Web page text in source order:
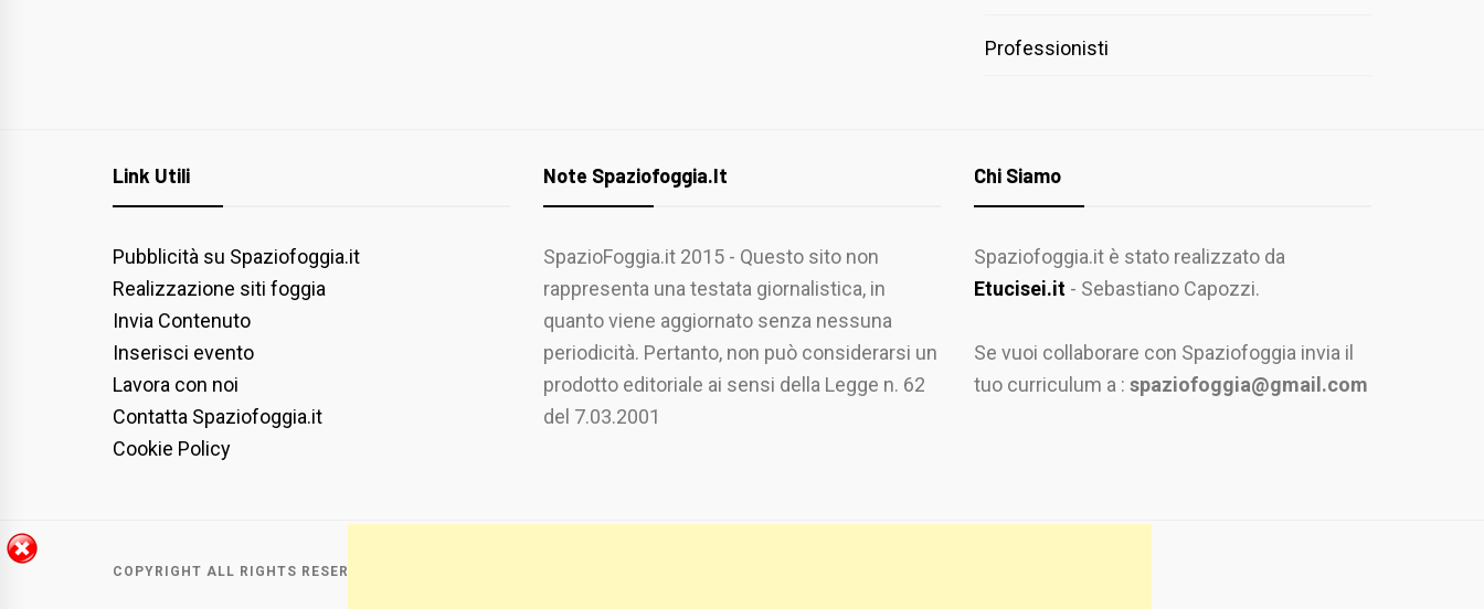
Professionisti
Link Utili
Pubblicità su Spaziofoggia.it
Realizzazione siti foggia
Invia Contenuto
Inserisci evento
Lavora con noi
Contatta Spaziofoggia.it
Cookie Policy
Note Spaziofoggia.it
SpazioFoggia.it 2015 - Questo sito non
rappresenta una testata giornalistica, in
quanto viene aggiornato senza nessuna
periodicità. Pertanto, non può considerarsi un
prodotto editoriale ai sensi della Legge n. 62
del 7.03.2001
Chi Siamo
Spaziofoggia.it è stato realizzato da
Etucisei.it - Sebastiano Capozzi.
Se vuoi collaborare con Spaziofoggia invia il
tuo curriculum a : spaziofoggia@gmail.com
COPYRIGHT ALL RIGHTS RESERVED